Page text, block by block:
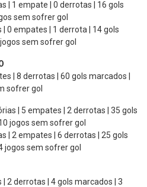
| 1 empate | 0 derrotas | 16 gols
sem sofrer gol
| 0 empates | 1 derrota | 14 gols
sem sofrer gol
| 8 derrotas | 60 gols marcados |
sofrer gol
| 5 empates | 2 derrotas | 35 gols
jogos sem sofrer gol
| 2 empates | 6 derrotas | 25 gols
jogos sem sofrer gol
2 derrotas | 4 gols marcados | 3